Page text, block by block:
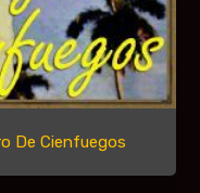
De Cienfuegos